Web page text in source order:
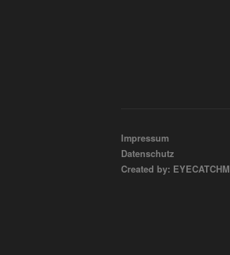
Impressum
Datenschutz
Created by: